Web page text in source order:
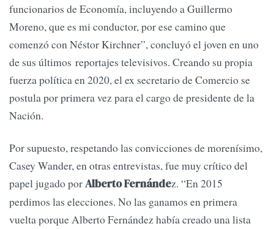
funcionarios de Economía, incluyendo a Guillermo
Moreno, que es mi conductor, por ese camino que
comenzó con Néstor Kirchner”, concluyó el joven en uno
de sus últimos reportajes televisivos. Creando su propia
fuerza política en 2020, el ex secretario de Comercio se
postula por primera vez para el cargo de presidente de la
Nación.
Por supuesto, respetando las convicciones de morenísimo,
Casey Wander, en otras entrevistas, fue muy crítico del
papel jugado porAlberto Fernández. “En 2015
perdimos las elecciones. No las ganamos en primera
vuelta porque Alberto Fernández había creado una lista